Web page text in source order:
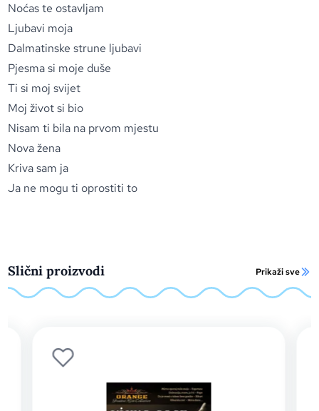
Noćas te ostavljam
Ljubavi moja
Dalmatinske strune ljubavi
Pjesma si moje duše
Ti si moj svijet
Moj život si bio
Nisam ti bila na prvom mjestu
Nova žena
Kriva sam ja
Ja ne mogu ti oprostiti to
Slični proizvodi Prikaži sve